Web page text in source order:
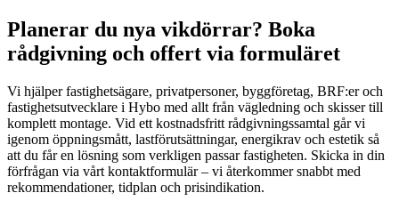
Planerar du nya vikdörrar? Boka
rådgivning och offert via formuläret
Vi hjälper fastighetsägare, privatpersoner, byggföretag, BRF:er och
fastighetsutvecklare i Hybo med allt från vägledning och skisser till
komplett montage. Vid ett kostnadsfritt rådgivningssamtal går vi
igenom öppningsmått, lastförutsättningar, energikrav och estetik så
att du får en lösning som verkligen passar fastigheten. Skicka in din
förfrågan via vårt kontaktformulär – vi återkommer snabbt med
rekommendationer, tidplan och prisindikation.